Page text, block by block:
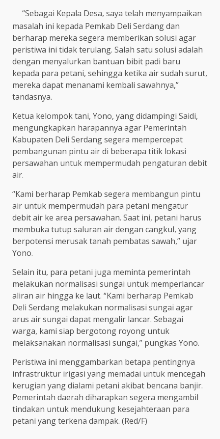
“Sebagai Kepala Desa, saya telah menyampaikan
masalah ini kepada Pemkab Deli Serdang dan
berharap mereka segera memberikan solusi agar
peristiwa ini tidak terulang. Salah satu solusi adalah
dengan menyalurkan bantuan bibit padi baru
kepada para petani, sehingga ketika air sudah surut,
mereka dapat menanami kembali sawahnya,”
tandasnya.
Ketua kelompok tani, Yono, yang didampingi Saidi,
mengungkapkan harapannya agar Pemerintah
Kabupaten Deli Serdang segera mempercepat
pembangunan pintu air di beberapa titik lokasi
persawahan untuk mempermudah pengaturan debit
air.
“Kami berharap Pemkab segera membangun pintu
air untuk mempermudah para petani mengatur
debit air ke area persawahan. Saat ini, petani harus
membuka tutup saluran air dengan cangkul, yang
berpotensi merusak tanah pembatas sawah,” ujar
Yono.
Selain itu, para petani juga meminta pemerintah
melakukan normalisasi sungai untuk memperlancar
aliran air hingga ke laut. “Kami berharap Pemkab
Deli Serdang melakukan normalisasi sungai agar
arus air sungai dapat mengalir lancar. Sebagai
warga, kami siap bergotong royong untuk
melaksanakan normalisasi sungai,” pungkas Yono.
Peristiwa ini menggambarkan betapa pentingnya
infrastruktur irigasi yang memadai untuk mencegah
kerugian yang dialami petani akibat bencana banjir.
Pemerintah daerah diharapkan segera mengambil
tindakan untuk mendukung kesejahteraan para
petani yang terkena dampak. (Red/F)